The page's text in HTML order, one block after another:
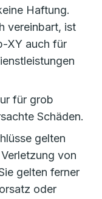
Haftung.
vereinbart, ist
XY auch für
für grob
Schäden.
gelten
von
gelten ferner
oder